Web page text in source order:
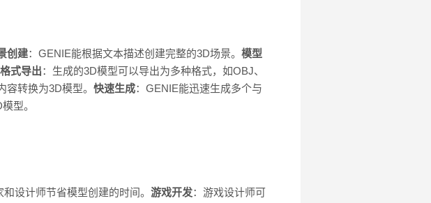
创建：GENIE能根据文本描述创建完整的3D场景。 模型
式导出：生成的3D模型可以导出为多种格式，如OBJ、
转换为3D模型。 快速生成：GENIE能迅速生成多个与
型。
设计师节省模型创建的时间。 游戏开发：游戏设计师可